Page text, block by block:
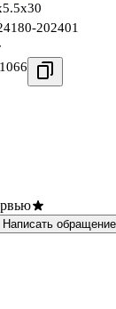
202401
Написать обращение